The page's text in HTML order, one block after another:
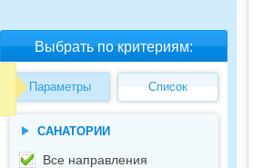
Выбрать по критериям:
Параметры Список
САНАТОРИИ
Все направления